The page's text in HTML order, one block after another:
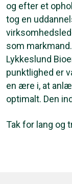
og efter et
tog en
som
Lykkeslund
punktlighed er
en ære i, at
optimalt. Den
Tak for lang og